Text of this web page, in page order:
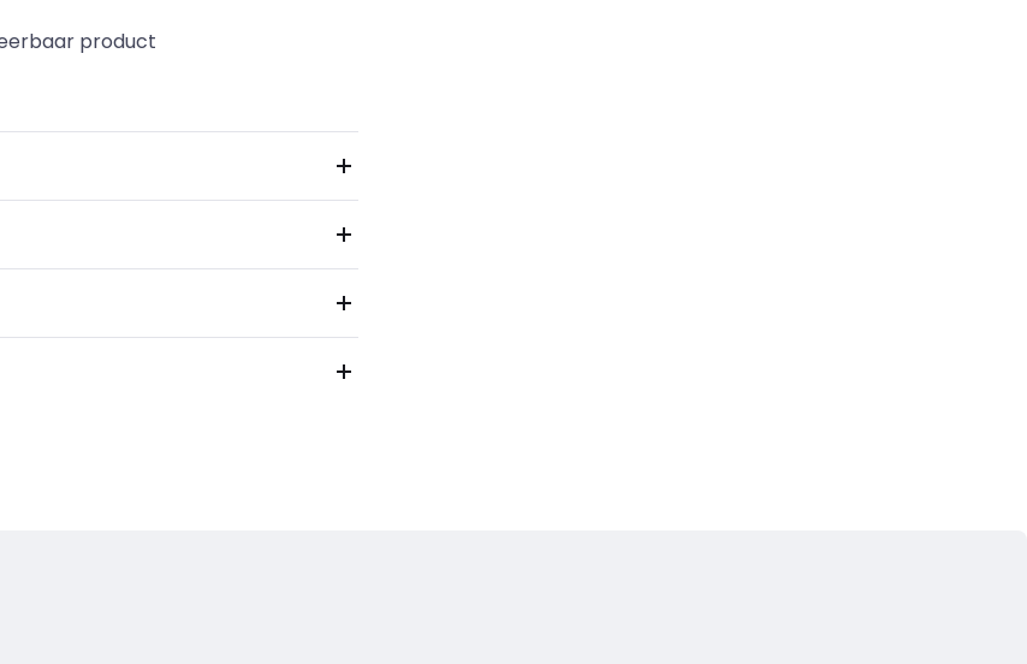
product